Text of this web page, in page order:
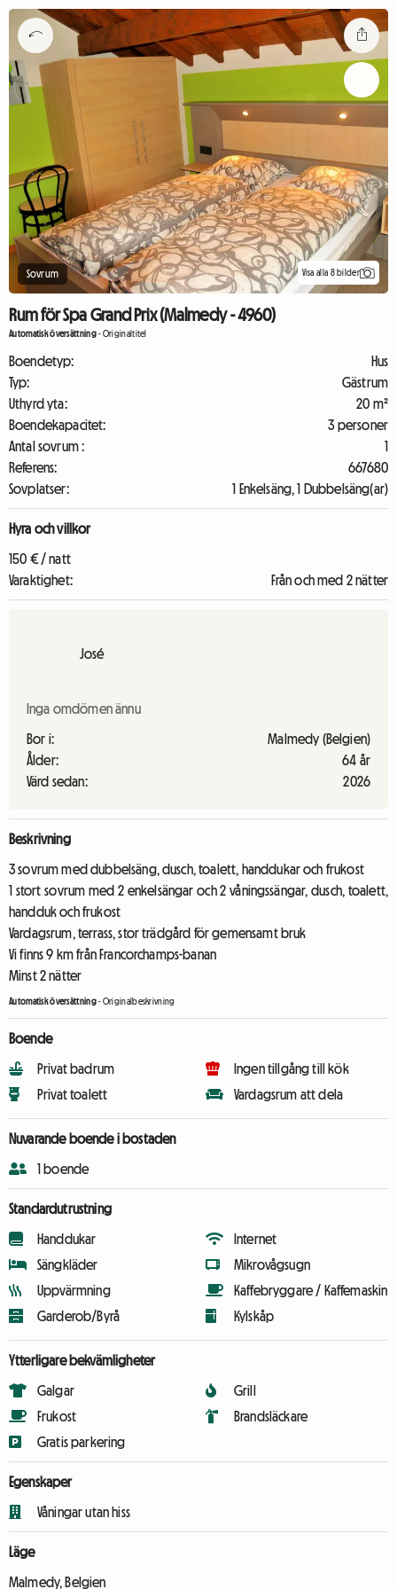
Sovrum Visa alla 8 bilder
Rum för Spa Grand Prix (Malmedy - 4960)
Automatisk översättning-Originaltitel
Boendetyp:
Hus
Typ:
Gästrum
Uthyrd yta:
20 m²
Boendekapacitet:
3 personer
Antal sovrum :
1
Referens:
667680
Sovplatser:
1 Enkelsäng, 1 Dubbelsäng(ar)
Hyra och villkor
150 € / natt
Varaktighet:
Från och med 2 nätter
José
Inga omdömen ännu
Bor i:
Malmedy (Belgien)
Ålder:
64 år
Värd sedan:
2026
Beskrivning
3 sovrum med dubbelsäng, dusch, toalett, handdukar och frukost
1 stort sovrum med 2 enkelsängar och 2 våningssängar, dusch, toalett,
handduk och frukost
Vardagsrum, terrass, stor trädgård för gemensamt bruk
Vi finns 9 km från Francorchamps-banan
Minst 2 nätter
Automatisk översättning-Originalbeskrivning
Boende
Privat badrum
Privat toalett
Ingen tillgång till kök
Vardagsrum att dela
Nuvarande boende i bostaden
1 boende
Standardutrustning
Handdukar
Sängkläder
Uppvärmning
Garderob/Byrå
Internet
Mikrovågsugn
Kaffebryggare / Kaffemaskin
Kylskåp
Ytterligare bekvämligheter
Galgar
Frukost
Gratis parkering
Grill
Brandsläckare
Egenskaper
Våningar utan hiss
Läge
Malmedy, Belgien